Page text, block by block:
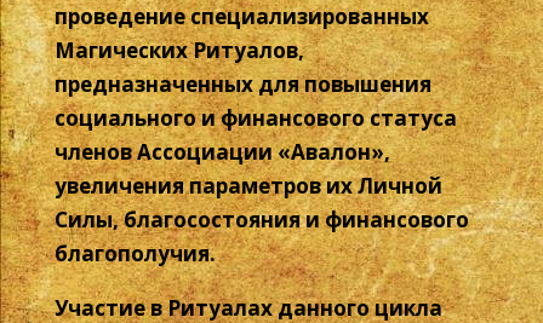
проведение специализированных
Магических Ритуалов,
предназначенных для повышения
социального и финансового статуса
членов Ассоциации «Авалон»,
увеличения параметров их Личной
Силы, благосостояния и финансового
благополучия.
Участие в Ритуалах данного цикла